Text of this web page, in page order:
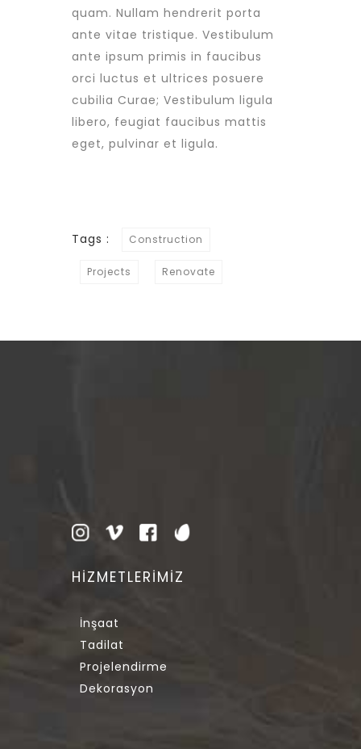
quam. Nullam hendrerit porta
ante vitae tristique. Vestibulum
ante ipsum primis in faucibus
orci luctus et ultrices posuere
cubilia Curae; Vestibulum ligula
libero, feugiat faucibus mattis
eget, pulvinar et ligula.
Tags : Construction
Projects Renovate
HİZMETLERİMİZ
İnşaat
Tadilat
Projelendirme
Dekorasyon